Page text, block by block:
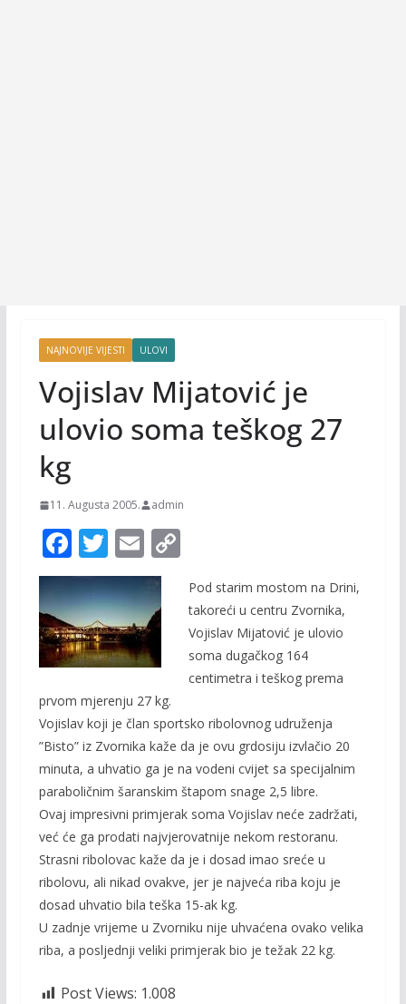
NAJNOVIJE VIJESTI ULOVI
Vojislav Mijatović je
ulovio soma teškog 27
kg
11. Augusta 2005. admin
F
ac
e
b
o
o
k
T
w
itt
er
E
m
ai
l
C
p
y
Li
n
k
Pod starim mostom na Drini,
takoreći u centru Zvornika,
Vojislav Mijatović je ulovio
soma dugačkog 164
centimetra i teškog prema
prvom mjerenju 27 kg.
Vojislav koji je član sportsko ribolovnog udruženja
”Bisto” iz Zvornika kaže da je ovu grdosiju izvlačio 20
minuta, a uhvatio ga je na vodeni cvijet sa specijalnim
paraboličnim šaranskim štapom snage 2,5 libre.
Ovaj impresivni primjerak soma Vojislav neće zadržati,
već će ga prodati najvjerovatnije nekom restoranu.
Strasni ribolovac kaže da je i dosad imao sreće u
ribolovu, ali nikad ovakve, jer je najveća riba koju je
dosad uhvatio bila teška 15-ak kg.
U zadnje vrijeme u Zvorniku nije uhvaćena ovako velika
riba, a posljednji veliki primjerak bio je težak 22 kg.
Post Views: 1.008